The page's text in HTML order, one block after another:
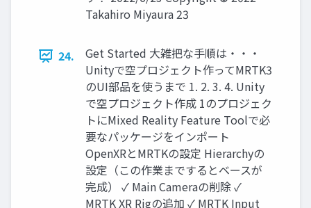
Takahiro Miyaura 23
24.
Get Started 大雑把な手順は・・・
Unityで空プロジェクト作ってMRTK3
のUI部品を使うまで 1. 2. 3. 4. Unity
で空プロジェクト作成 1のプロジェク
トにMixed Reality Feature Toolで必
要なパッケージをインポート
OpenXRとMRTKの設定 Hierarchyの
設定（この作業までするとベースが
完成） ✓ Main Cameraの削除 ✓
MRTK XR Rigの追加 ✓ MRTK Input